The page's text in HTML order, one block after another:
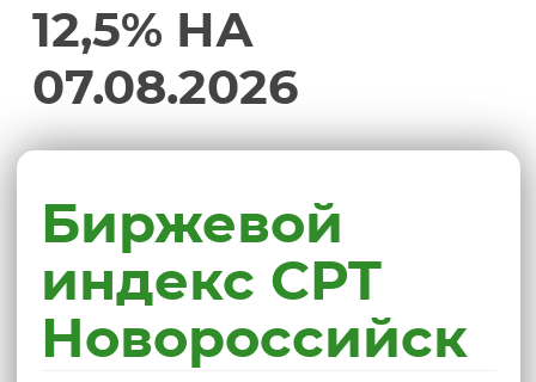
12,5% НА
07.08.2026
Биржевой
индекс CPT
Новороссийск